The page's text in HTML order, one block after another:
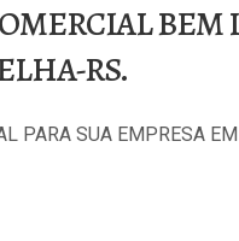
RS.
PARA SUA EMPRESA